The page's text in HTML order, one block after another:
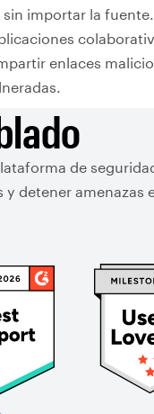
importar la
enlaces
de
detener amenazas